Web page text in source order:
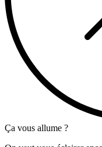
Ça vous allume ?